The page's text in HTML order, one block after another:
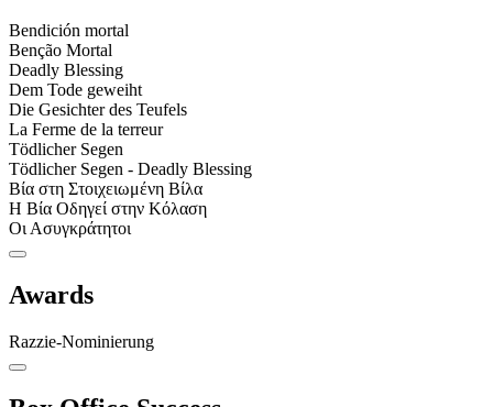
Bendición mortal
Benção Mortal
Deadly Blessing
Dem Tode geweiht
Die Gesichter des Teufels
La Ferme de la terreur
Tödlicher Segen
Tödlicher Segen - Deadly Blessing
Βία στη Στοιχειωμένη Βίλα
Η Βία Οδηγεί στην Κόλαση
Οι Ασυγκράτητοι
Awards
Razzie-Nominierung